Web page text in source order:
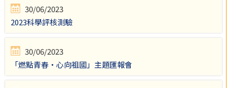
30/06/2023
2023科學評核測驗
30/06/2023
「燃點青春‧心向祖國」主題匯報會